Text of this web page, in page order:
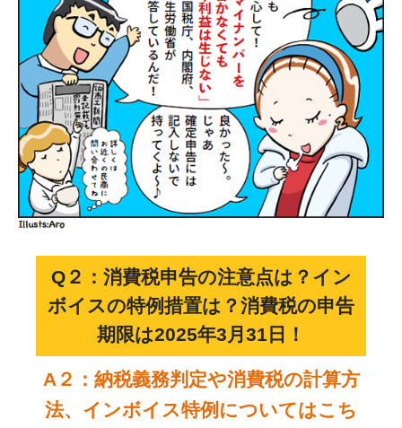
Q２：消費税申告の注意点は？イン
ボイスの特例措置は？消費税の申告
期限は2025年3月31日！
A２：納税義務判定や消費税の計算方
法、インボイス特例についてはこち